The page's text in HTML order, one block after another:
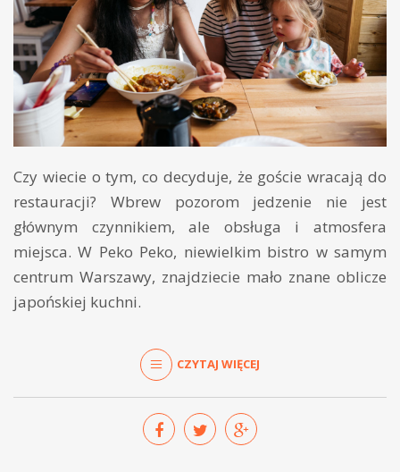
Czy wiecie o tym, co decyduje, że goście wracają do
restauracji? Wbrew pozorom jedzenie nie jest
głównym czynnikiem, ale obsługa i atmosfera
miejsca. W Peko Peko, niewielkim bistro w samym
centrum Warszawy, znajdziecie mało znane oblicze
japońskiej kuchni.
CZYTAJ WIĘCEJ